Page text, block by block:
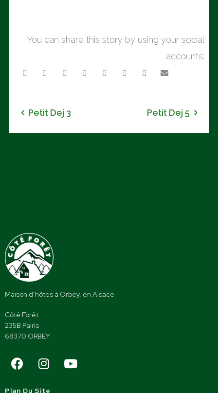
You can share this story by using your social
accounts:
Petit Dej 3 Petit Dej 5
Maison d’hôtes à Orbey, en Alsace
Côté Forêt
235B Pairis
68370 ORBEY
Plan Du Site